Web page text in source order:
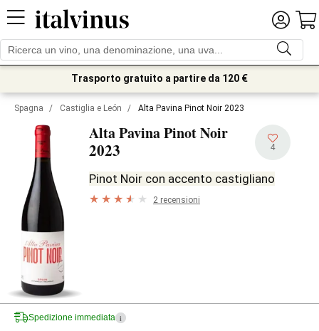
Trasporto gratuito a partire da 120 €
Spagna / Castiglia e León / Alta Pavina Pinot Noir 2023
Alta Pavina Pinot Noir
2023 4
Pinot Noir con accento castigliano
2 recensioni
Spedizione immediata i